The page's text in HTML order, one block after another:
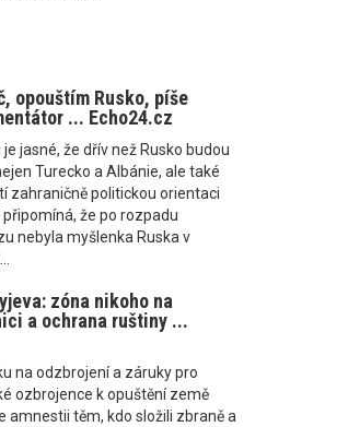
opouštím Rusko, píše
... Echo24.cz
je jasné, že dřív než Rusko budou
Turecko a Albánie, ale také
zahraničně politickou orientaci
že po rozpadu
nebyla myšlenka Ruska v
zóna nikoho na
a ochrana ruštiny ...
na odzbrojení a záruky pro
ozbrojence k opuštění země
amnestii těm, kdo složili zbraně a